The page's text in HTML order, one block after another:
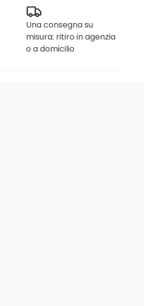
Una consegna su
misura: ritiro in agenzia
o a domicilio